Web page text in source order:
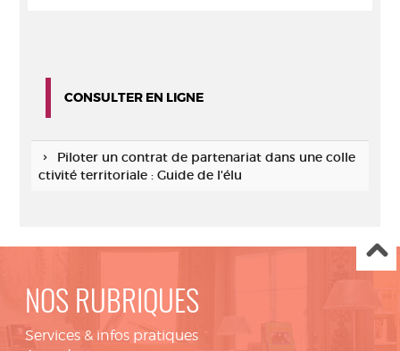
CONSULTER EN LIGNE
Piloter un contrat de partenariat dans une colle
ctivité territoriale : Guide de l'élu
NOS RUBRIQUES
Services & infos pratiques